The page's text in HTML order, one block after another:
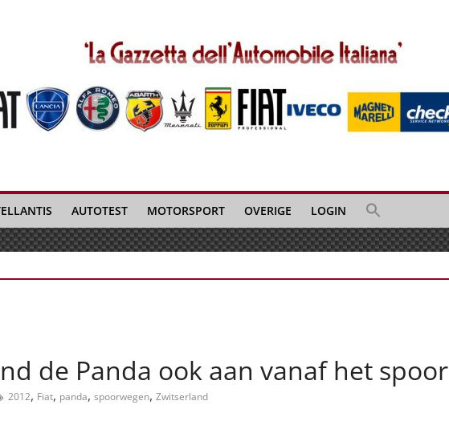
AUTOTEST MOTORSPORT OVERIGE LOGIN
de Panda ook aan vanaf het spoor
2012, Fiat, panda, spoorwegen, Zwitserland